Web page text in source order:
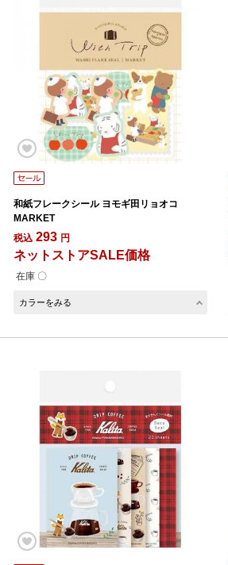
和紙フレークシール ヨモギ田リョオコ
MARKET
税込 293 円
ネットストアSALE価格
在庫 〇
カラーをみる